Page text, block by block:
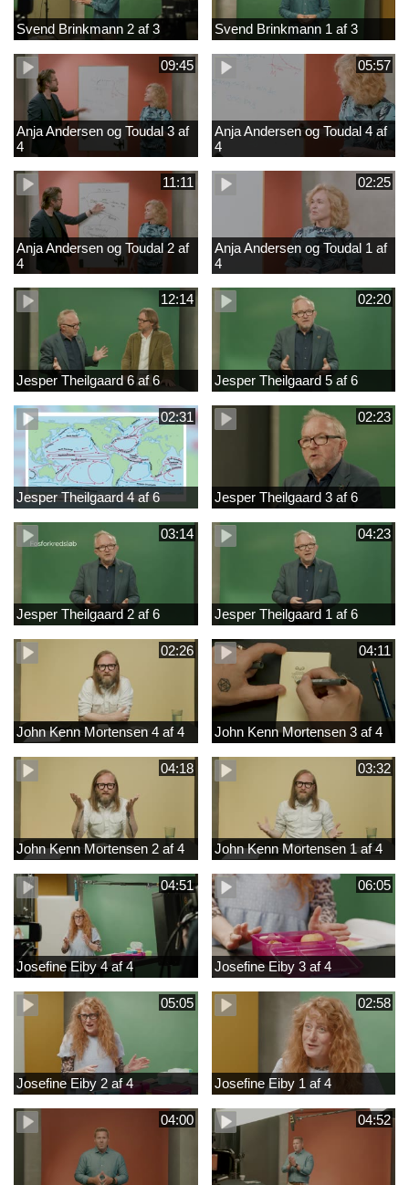
Svend Brinkmann 2 af 3 Svend Brinkmann 1 af 3
09:45
Anja Andersen og Toudal 3 af
4
05:57
Anja Andersen og Toudal 4 af
4
11:11
Anja Andersen og Toudal 2 af
4
02:25
Anja Andersen og Toudal 1 af
4
12:14
Jesper Theilgaard 6 af 6
02:20
Jesper Theilgaard 5 af 6
02:31
Jesper Theilgaard 4 af 6
02:23
Jesper Theilgaard 3 af 6
03:14
Jesper Theilgaard 2 af 6
04:23
Jesper Theilgaard 1 af 6
02:26
John Kenn Mortensen 4 af 4
04:11
John Kenn Mortensen 3 af 4
04:18
John Kenn Mortensen 2 af 4
03:32
John Kenn Mortensen 1 af 4
04:51
Josefine Eiby 4 af 4
06:05
Josefine Eiby 3 af 4
05:05
Josefine Eiby 2 af 4
02:58
Josefine Eiby 1 af 4
04:00 04:52